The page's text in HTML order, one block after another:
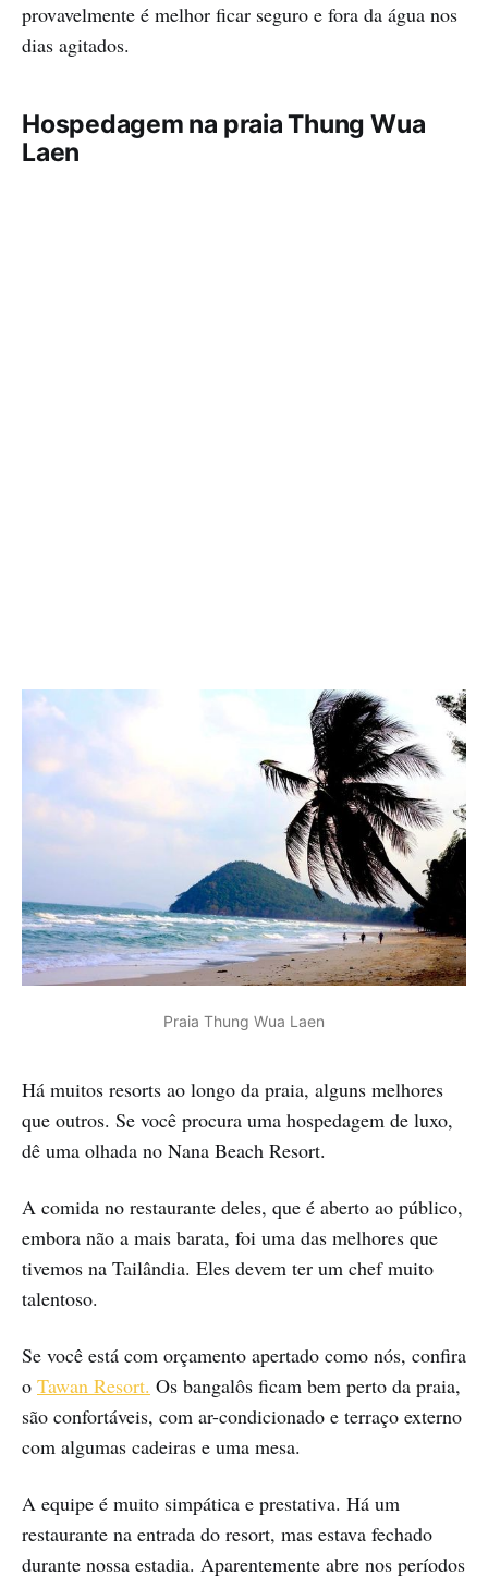
provavelmente é melhor ficar seguro e fora da água nos
dias agitados.
Hospedagem na praia Thung Wua
Laen
Praia Thung Wua Laen
Há muitos resorts ao longo da praia, alguns melhores
que outros. Se você procura uma hospedagem de luxo,
dê uma olhada no Nana Beach Resort.
A comida no restaurante deles, que é aberto ao público,
embora não a mais barata, foi uma das melhores que
tivemos na Tailândia. Eles devem ter um chef muito
talentoso.
Se você está com orçamento apertado como nós, confira
o Tawan Resort. Os bangalôs ficam bem perto da praia,
são confortáveis, com ar-condicionado e terraço externo
com algumas cadeiras e uma mesa.
A equipe é muito simpática e prestativa. Há um
restaurante na entrada do resort, mas estava fechado
durante nossa estadia. Aparentemente abre nos períodos